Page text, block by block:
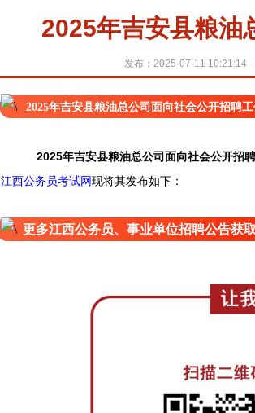
2025年吉安县粮油
发布：2025-07-11 10:21:14
2025年吉安县粮油总公司面向社会公开招聘
2025年吉安县粮油总公司面向社会公开招
江西公务员考试网现将其发布如下：
更多江西公务员、事业单位招聘公告获取